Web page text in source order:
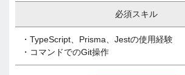
必須スキル
・TypeScript、Prisma、Jestの使用経験
・コマンドでのGit操作